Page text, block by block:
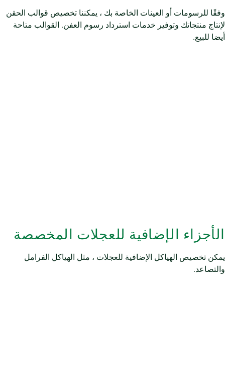
وفقًا للرسومات أو العينات الخاصة بك ، يمكننا تخصيص قوالب الحقن
لإنتاج منتجاتك وتوفير خدمات استرداد رسوم العفن. القوالب متاحة
أيضا للبيع.
الأجزاء الإضافية للعجلات المخصصة
يمكن تخصيص الهياكل الإضافية للعجلات ، مثل الهياكل الفرامل
والتصاعد.